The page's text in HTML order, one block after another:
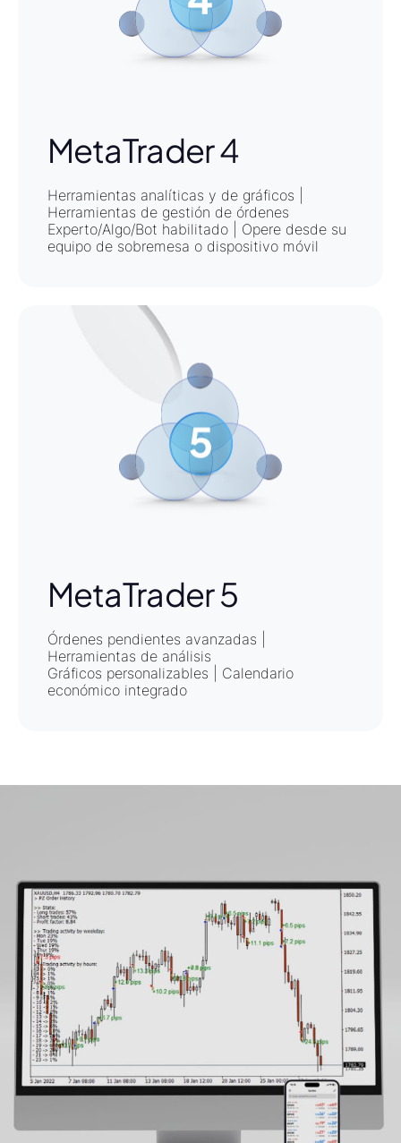
MetaTrader 4
Herramientas analíticas y de gráficos |
Herramientas de gestión de órdenes
Experto/Algo/Bot habilitado | Opere desde su
equipo de sobremesa o dispositivo móvil
MetaTrader 5
Órdenes pendientes avanzadas |
Herramientas de análisis
Gráficos personalizables | Calendario
económico integrado